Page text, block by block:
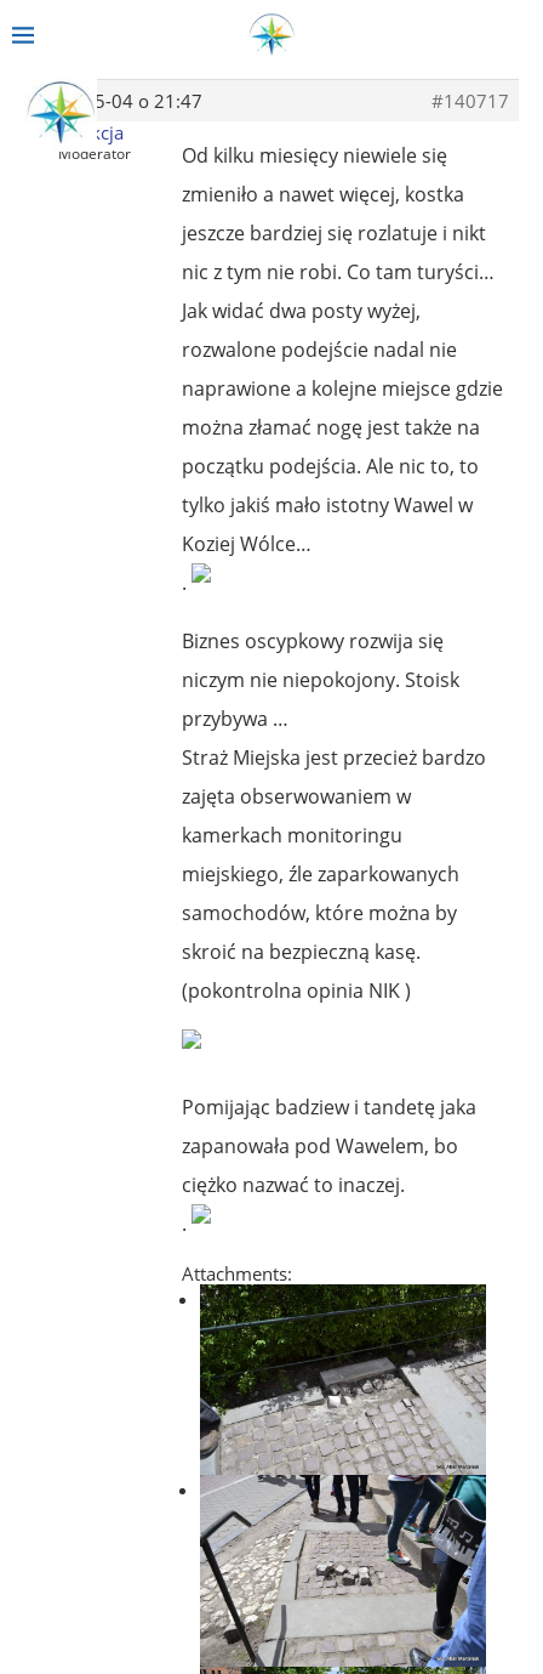
2014-05-04 o 21:47
#140717
Redakcja
Moderator
Od kilku miesięcy niewiele się
zmieniło a nawet więcej, kostka
jeszcze bardziej się rozlatuje i nikt
nic z tym nie robi. Co tam turyści…
Jak widać dwa posty wyżej,
rozwalone podejście nadal nie
naprawione a kolejne miejsce gdzie
można złamać nogę jest także na
początku podejścia. Ale nic to, to
tylko jakiś mało istotny Wawel w
Koziej Wólce…
.
Biznes oscypkowy rozwija się
niczym nie niepokojony. Stoisk
przybywa …
Straż Miejska jest przecież bardzo
zajęta obserwowaniem w
kamerkach monitoringu
miejskiego, źle zaparkowanych
samochodów, które można by
skroić na bezpieczną kasę.
(pokontrolna opinia NIK )
Pomijając badziew i tandetę jaka
zapanowała pod Wawelem, bo
ciężko nazwać to inaczej.
.
Attachments: